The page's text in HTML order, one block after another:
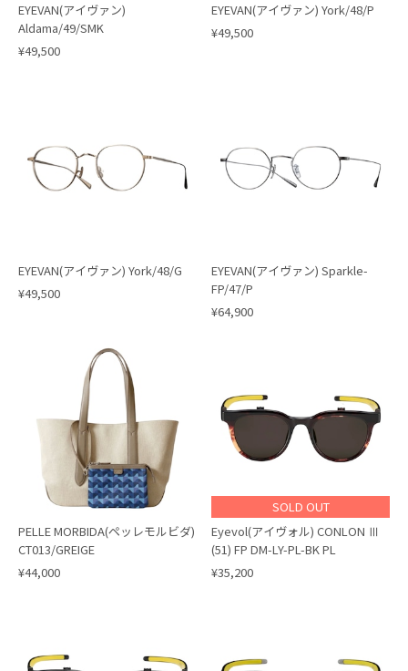
EYEVAN(アイヴァン)
Aldama/49/SMK
¥49,500
EYEVAN(アイヴァン) York/48/P
¥49,500
EYEVAN(アイヴァン) York/48/G
¥49,500
EYEVAN(アイヴァン) Sparkle-
FP/47/P
¥64,900
PELLE MORBIDA(ペッレモルビダ)
CT013/GREIGE
¥44,000
SOLD OUT
Eyevol(アイヴォル) CONLON Ⅲ
(51) FP DM-LY-PL-BK PL
¥35,200